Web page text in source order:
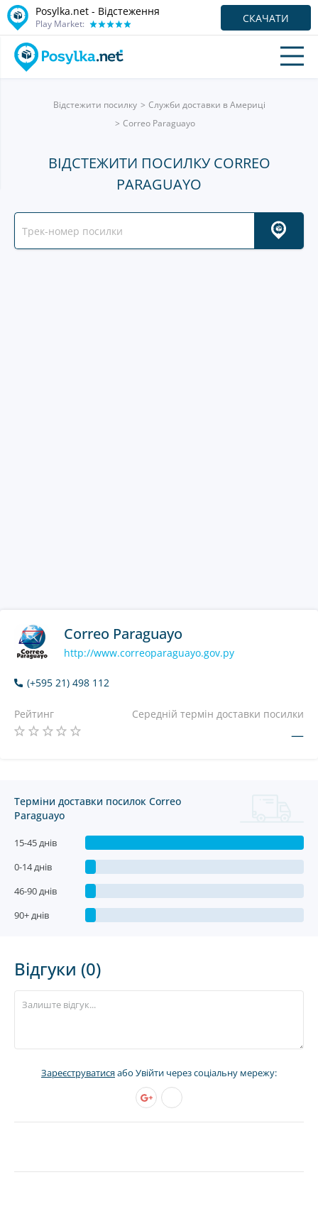
Posylka.net - Відстеження
Play Market: СКАЧАТИ
Відстежити посилку
Служби доставки в Америці
Correo Paraguayo
ВІДСТЕЖИТИ ПОСИЛКУ CORREO
PARAGUAYO
Correo Paraguayo
http://www.correoparaguayo.gov.py
(+595 21) 498 112
Рейтинг Середній термін доставки посилки
—
Терміни доставки посилок Correo
Paraguayo
15-45 днів
0-14 днів
46-90 днів
90+ днів
Відгуки (0)
Зареєструватисяабо Увійти через соціальну мережу: